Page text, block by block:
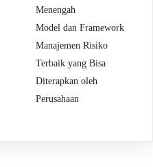
Menengah
Model dan Framework
Manajemen Risiko
Terbaik yang Bisa
Diterapkan oleh
Perusahaan